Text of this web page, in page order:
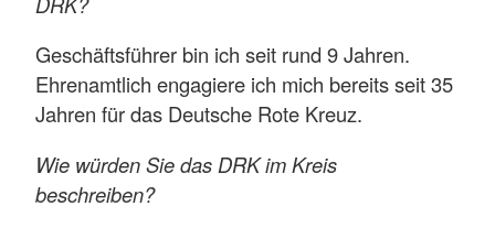
Geschäftsführer bin ich seit rund 9 Jahren.
Ehrenamtlich engagiere ich mich bereits seit 35
Jahren für das Deutsche Rote Kreuz.
Wie würden Sie das DRK im Kreis
beschreiben?